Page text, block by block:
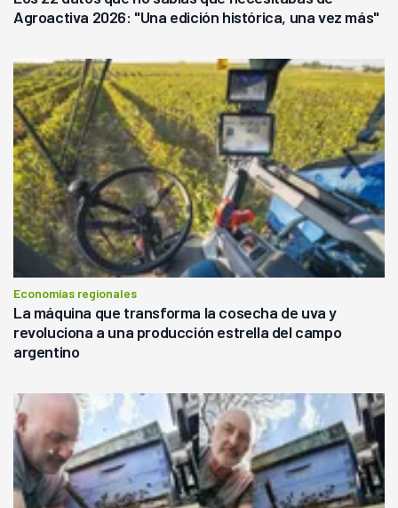
Agroactiva 2026: "Una edición histórica, una vez más"
Economías regionales
La máquina que transforma la cosecha de uva y
revoluciona a una producción estrella del campo
argentino